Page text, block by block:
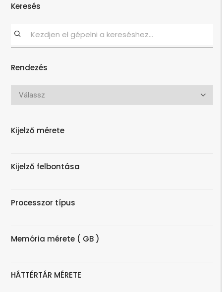
Keresés
Rendezés
Kijelző mérete
Kijelző felbontása
Processzor típus
Memória mérete ( GB )
HÁTTÉRTÁR MÉRETE